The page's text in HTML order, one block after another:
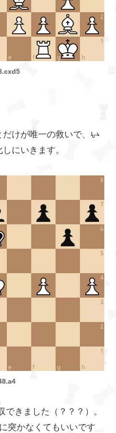
けが唯一の救いで、 い
にいきます。
きました（？？？）。
突かなくてもいいです